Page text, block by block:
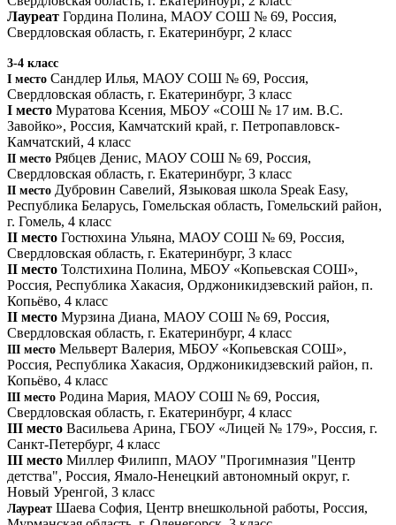
Лауреат Гордина Полина, МАОУ СОШ № 69, Россия,
Свердловская область, г. Екатеринбург, 2 класс
3-4 класс
I место Сандлер Илья, МАОУ СОШ № 69, Россия,
Свердловская область, г. Екатеринбург, 3 класс
I место Муратова Ксения, МБОУ «СОШ № 17 им. В.С.
Завойко», Россия, Камчатский край, г. Петропавловск-
Камчатский, 4 класс
II место Рябцев Денис, МАОУ СОШ № 69, Россия,
Свердловская область, г. Екатеринбург, 3 класс
II место Дубровин Савелий, Языковая школа Speak Easy,
Республика Беларусь, Гомельская область, Гомельский район,
г. Гомель, 4 класс
II место Гостюхина Ульяна, МАОУ СОШ № 69, Россия,
Свердловская область, г. Екатеринбург, 3 класс
II место Толстихина Полина, МБОУ «Копьевская СОШ»,
Россия, Республика Хакасия, Орджоникидзевский район, п.
Копьёво, 4 класс
II место Мурзина Диана, МАОУ СОШ № 69, Россия,
Свердловская область, г. Екатеринбург, 4 класс
III место Мельверт Валерия, МБОУ «Копьевская СОШ»,
Россия, Республика Хакасия, Орджоникидзевский район, п.
Копьёво, 4 класс
III место Родина Мария, МАОУ СОШ № 69, Россия,
Свердловская область, г. Екатеринбург, 4 класс
III место Васильева Арина, ГБОУ «Лицей № 179», Россия, г.
Санкт-Петербург, 4 класс
III место Миллер Филипп, МАОУ "Прогимназия "Центр
детства", Россия, Ямало-Ненецкий автономный округ, г.
Новый Уренгой, 3 класс
Лауреат Шаева София, Центр внешкольной работы, Россия,